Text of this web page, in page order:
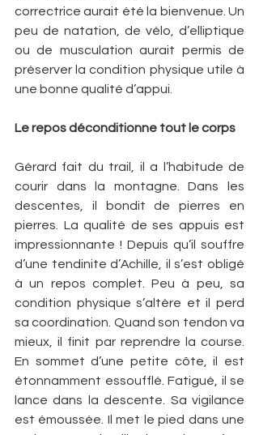
correctrice aurait été la bienvenue. Un
peu de natation, de vélo, d’elliptique
ou de musculation aurait permis de
préserver la condition physique utile à
une bonne qualité d’appui.
Le repos déconditionne tout le corps
Gérard fait du trail, il a l’habitude de
courir dans la montagne. Dans les
descentes, il bondit de pierres en
pierres. La qualité de ses appuis est
impressionnante ! Depuis qu’il souffre
d’une tendinite d’Achille, il s’est obligé
à un repos complet. Peu à peu, sa
condition physique s’altère et il perd
sa coordination. Quand son tendon va
mieux, il finit par reprendre la course.
En sommet d’une petite côte, il est
étonnamment essoufflé. Fatigué, il se
lance dans la descente. Sa vigilance
est émoussée. Il met le pied dans une